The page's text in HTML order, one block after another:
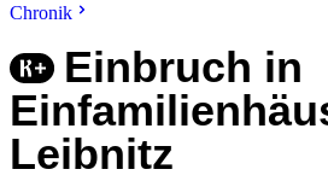
Chronik
Einbruch in
Leibnitz